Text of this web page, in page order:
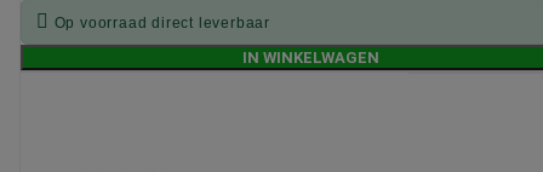
 Op voorraad direct leverbaar
IN WINKELWAGEN